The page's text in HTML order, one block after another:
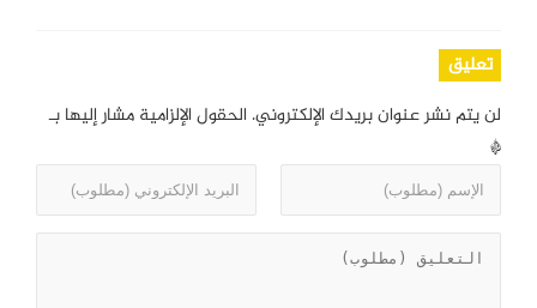
تعليق
لن يتم نشر عنوان بريدك الإلكتروني. الحقول الإلزامية مشار إليها بـ
*